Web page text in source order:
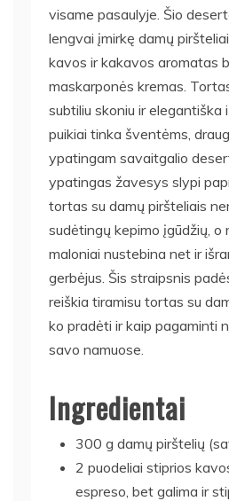
visame pasaulyje. Šio
lengvai įmirkę damų
kavos ir kakavos aromatas
maskarponės kremas.
subtiliu skoniu ir elegantiška
puikiai tinka šventėms,
ypatingam savaitgalio
ypatingas žavesys slypi
tortas su damų piršteliais
sudėtingų kepimo įgūdžių,
maloniai nustebina net ir
gerbėjus. Šis straipsnis
reiškia tiramisu tortas su
ko pradėti ir kaip pagaminti
savo namuose.
Ingredientai
300 g damų pirštelių
2 puodeliai stiprios
espreso, bet galima ir